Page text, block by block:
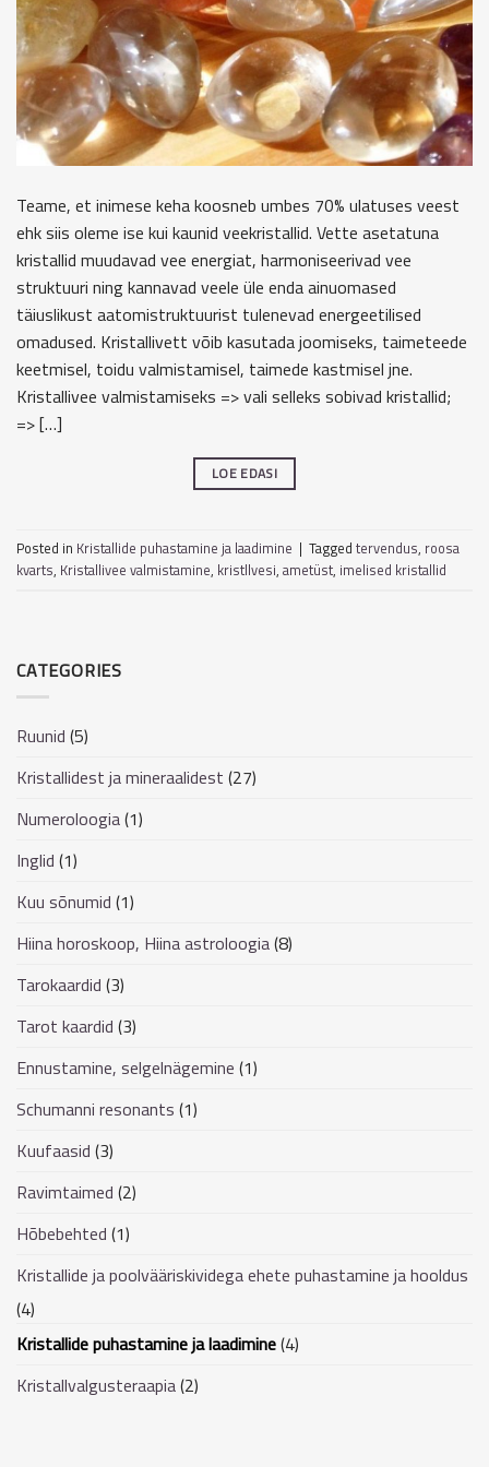
Teame, et inimese keha koosneb umbes 70% ulatuses veest
ehk siis oleme ise kui kaunid veekristallid. Vette asetatuna
kristallid muudavad vee energiat, harmoniseerivad vee
struktuuri ning kannavad veele üle enda ainuomased
täiuslikust aatomistruktuurist tulenevad energeetilised
omadused. Kristallivett võib kasutada joomiseks, taimeteede
keetmisel, toidu valmistamisel, taimede kastmisel jne.
Kristallivee valmistamiseks => vali selleks sobivad kristallid;
=> […]
LOE EDASI
Posted in Kristallide puhastamine ja laadimine | Tagged tervendus, roosa
kvarts, Kristallivee valmistamine, kristllvesi, ametüst, imelised kristallid
CATEGORIES
Ruunid (5)
Kristallidest ja mineraalidest (27)
Numeroloogia(1)
Inglid (1)
Kuu sõnumid (1)
Hiina horoskoop, Hiina astroloogia(8)
Tarokaardid (3)
Tarot kaardid (3)
Ennustamine, selgelnägemine (1)
Schumanni resonants (1)
Kuufaasid (3)
Ravimtaimed (2)
Hõbebehted (1)
Kristallide ja poolvääriskividega ehete puhastamine ja hooldus
(4)
Kristallide puhastamine ja laadimine(4)
Kristallvalgusteraapia(2)